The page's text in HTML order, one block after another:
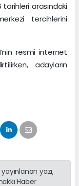
arasındaki
tercihlerini
resmi internet
adayların
yazı,
Haber